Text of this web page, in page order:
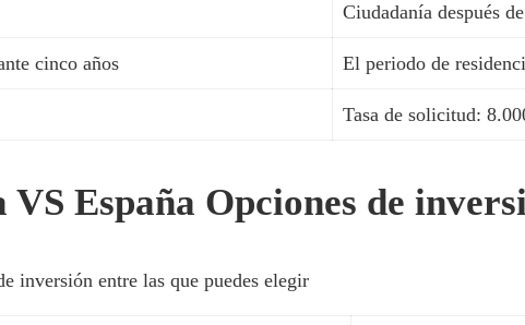
Ciudadanía después
cinco años El periodo de
Tasa de solicitud:
España Opciones de
inversión entre las que puedes elegir